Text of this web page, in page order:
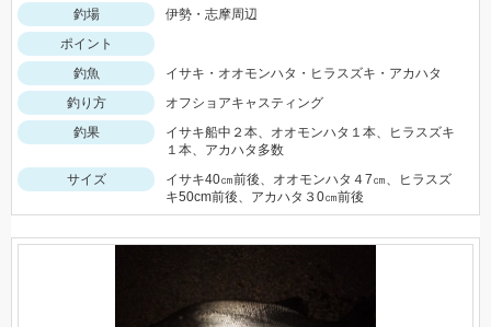
釣場
伊勢・志摩周辺
ポイント
釣魚
イサキ・オオモンハタ・ヒラスズキ・アカハタ
釣り方
オフショアキャスティング
釣果
イサキ船中２本、オオモンハタ１本、ヒラスズキ
１本、アカハタ多数
サイズ
イサキ40㎝前後、オオモンハタ４7㎝、ヒラスズ
キ50cm前後、アカハタ３0㎝前後